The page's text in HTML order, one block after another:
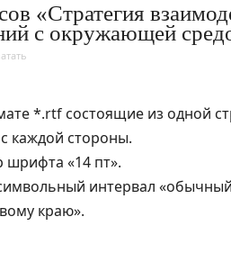
«Стратегия
с окружающей
*.rtf состоящие из одной
каждой стороны.
шрифта «14 пт».
интервал
краю».